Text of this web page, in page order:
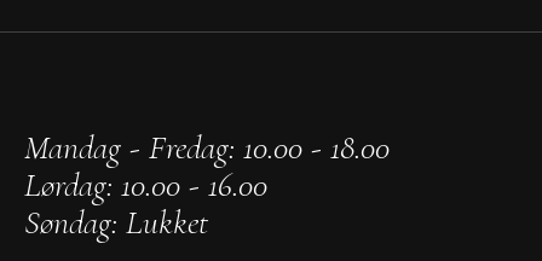
Mandag - Fredag: 10.00 - 18.00
Lørdag: 10.00 - 16.00
Søndag: Lukket